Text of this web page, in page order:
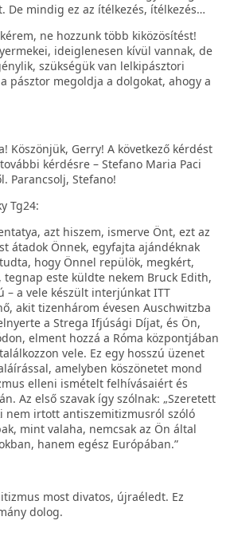
De mindig ez az ítélkezés, ítélkezés…
ne hozzunk több kiközösítést!
ideiglenesen kívül vannak, de
szükségük van lelkipásztori
pásztor megoldja a dolgokat, ahogy a
Köszönjük, Gerry! A következő kérdést
kérdésre – Stefano Maria Paci
Parancsolj, Stefano!
Tg24:
azt hiszem, ismerve Önt, ezt az
átadok Önnek, egyfajta ajándéknak
hogy Önnel repülök, megkért,
tegnap este küldte nekem Bruck Edith,
– a vele készült interjúnkat ITT
akit tizenhárom évesen Auschwitzba
a Strega Ifjúsági Díjat, és Ön,
elment hozzá a Róma központjában
vele. Ez egy hosszú üzenet
amelyben köszönetet mond
elleni ismételt felhívásaiért és
Az első szavak így szólnak: „Szeretett
nem irtott antiszemitizmusról szóló
mint valaha, nemcsak az Ön által
hanem egész Európában.”
most divatos, újraéledt. Ez
dolog.